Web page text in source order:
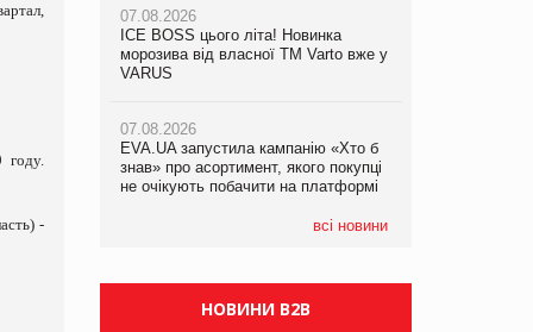
году.
-
07.08.2026
ICE BOSS цього літа! Новинка
морозива від власної ТМ Varto вже у
VARUS
07.08.2026
EVA.UA запустила кампанію «Хто б
знав» про асортимент, якого покупці
не очікують побачити на платформі
всі новини
07.08.2026
ICE BOSS цього літа! Новинка
морозива від власної ТМ Varto вже у
VARUS
07.08.2026
EVA.UA запустила кампанію «Хто б
знав» про асортимент, якого покупці
не очікують побачити на платформі
07.08.2026
Франція заборонила рекламні дзвінки
НОВИНИ B2B